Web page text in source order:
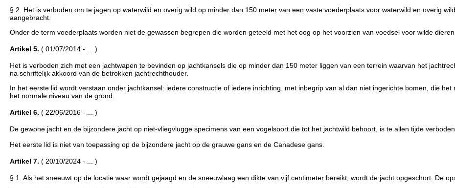
§ 2. Het is verboden om te jagen op waterwild en overig wild op minder dan 150 meter van een vaste voederplaats voor waterwild en overig
aangebracht.
Onder de term voederplaats worden niet de gewassen begrepen die worden geteeld met het oog op het voorzien van voedsel voor wilde
Artikel 5. ( 01/07/2014 - ... )
Het is verboden zich met een jachtwapen te bevinden op jachtkansels die op minder dan 150 meter liggen van een terrein waarvan het
na schriftelijk akkoord van de betrokken jachtrechthouder.
In het eerste lid wordt verstaan onder jachtkansel: iedere constructie of iedere inrichting, met inbegrip van al dan niet ingerichte bomen, die
het normale niveau van de grond.
Artikel 6. ( 22/06/2016 - ... )
De gewone jacht en de bijzondere jacht op niet-vliegvlugge specimens van een vogelsoort die tot het jachtwild behoort, is te allen tijde
Het eerste lid is niet van toepassing op de bijzondere jacht op de grauwe gans en de Canadese gans.
Artikel 7. ( 20/10/2024 - ... )
§ 1. Als het sneeuwt op de locatie waar wordt gejaagd en de sneeuwlaag een dikte van vijf centimeter bereikt, wordt de jacht opgeschort. De